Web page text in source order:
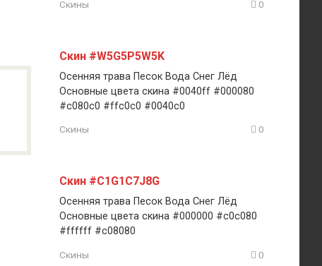
Скины 0
Скин #W5G5P5W5K
Осенняя трава Песок Вода Снег Лёд
Основные цвета скина #0040ff #000080
#c080c0 #ffc0c0 #0040c0
Скины 0
Скин #C1G1C7J8G
Осенняя трава Песок Вода Снег Лёд
Основные цвета скина #000000 #c0c080
#ffffff #c08080
Скины 0